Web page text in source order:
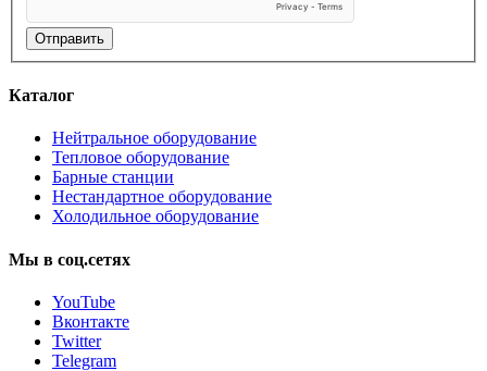
Отправить
Каталог
Нейтральное оборудование
Тепловое оборудование
Барные станции
Нестандартное оборудование
Холодильное оборудование
Мы в соц.сетях
YouTube
Вконтакте
Twitter
Telegram